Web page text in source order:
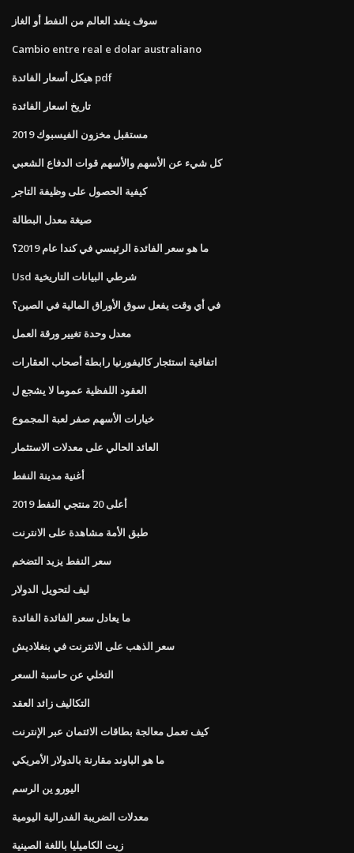
سوف ينفد العالم من النفط أو الغاز
Cambio entre real e dolar australiano
هيكل أسعار الفائدة pdf
تاريخ اسعار الفائدة
مستقبل مخزون الفيسبوك 2019
كل شيء عن الأسهم والأسهم قوات الدفاع الشعبي
كيفية الحصول على وظيفة التاجر
صيغة معدل البطالة
ما هو سعر الفائدة الرئيسي في كندا عام 2019؟
Usd شرطي البيانات التاريخية
في أي وقت يفعل سوق الأوراق المالية في الصين؟
معدل وحدة تغيير ورقة العمل
اتفاقية استئجار كاليفورنيا رابطة أصحاب العقارات
العقود اللفظية عموما لا يشجع ل
خيارات الأسهم صفر لعبة المجموع
العائد الحالي على معدلات الاستثمار
أغنية مدينة النفط
أعلى 20 منتجي النفط 2019
طبق الأمة مشاهدة على الانترنت
سعر النفط يزيد التضخم
ليف لتحويل الدولار
ما يعادل سعر الفائدة الفائدة
سعر الذهب على الانترنت في بنغلاديش
التخلي عن حاسبة السعر
التكاليف زائد العقد
كيف تعمل معالجة بطاقات الائتمان عبر الإنترنت
ما هو الباوند مقارنة بالدولار الأمريكي
اليورو ين الرسم
معدلات الضريبة الفدرالية اليومية
زيت الكاميليا باللغة الصينية